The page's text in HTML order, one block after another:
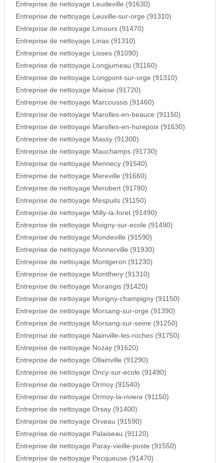
Entreprise de nettoyage Leudeville (91630)
Entreprise de nettoyage Leuville-sur-orge (91310)
Entreprise de nettoyage Limours (91470)
Entreprise de nettoyage Linas (91310)
Entreprise de nettoyage Lisses (91090)
Entreprise de nettoyage Longjumeau (91160)
Entreprise de nettoyage Longpont-sur-orge (91310)
Entreprise de nettoyage Maisse (91720)
Entreprise de nettoyage Marcoussis (91460)
Entreprise de nettoyage Marolles-en-beauce (91150)
Entreprise de nettoyage Marolles-en-hurepoix (91630)
Entreprise de nettoyage Massy (91300)
Entreprise de nettoyage Mauchamps (91730)
Entreprise de nettoyage Mennecy (91540)
Entreprise de nettoyage Mereville (91660)
Entreprise de nettoyage Merobert (91780)
Entreprise de nettoyage Mespuits (91150)
Entreprise de nettoyage Milly-la-foret (91490)
Entreprise de nettoyage Moigny-sur-ecole (91490)
Entreprise de nettoyage Mondeville (91590)
Entreprise de nettoyage Monnerville (91930)
Entreprise de nettoyage Montgeron (91230)
Entreprise de nettoyage Montlhery (91310)
Entreprise de nettoyage Morangis (91420)
Entreprise de nettoyage Morigny-champigny (91150)
Entreprise de nettoyage Morsang-sur-orge (91390)
Entreprise de nettoyage Morsang-sur-seine (91250)
Entreprise de nettoyage Nainville-les-roches (91750)
Entreprise de nettoyage Nozay (91620)
Entreprise de nettoyage Ollainville (91290)
Entreprise de nettoyage Oncy-sur-ecole (91490)
Entreprise de nettoyage Ormoy (91540)
Entreprise de nettoyage Ormoy-la-riviere (91150)
Entreprise de nettoyage Orsay (91400)
Entreprise de nettoyage Orveau (91590)
Entreprise de nettoyage Palaiseau (91120)
Entreprise de nettoyage Paray-vieille-poste (91550)
Entreprise de nettoyage Pecqueuse (91470)